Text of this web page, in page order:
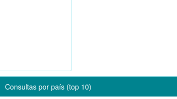
Consultas por país (top 10)